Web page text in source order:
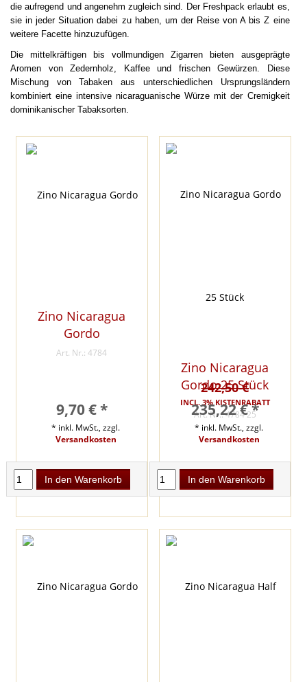
die aufregend und angenehm zugleich sind. Der Freshpack erlaubt es,
sie in jeder Situation dabei zu haben, um der Reise von A bis Z eine
weitere Facette hinzuzufügen.
Die mittelkräftigen bis vollmundigen Zigarren bieten ausgeprägte
Aromen von Zedernholz, Kaffee und frischen Gewürzen. Diese
Mischung von Tabaken aus unterschiedlichen Ursprungsländern
kombiniert eine intensive nicaraguanische Würze mit der Cremigkeit
dominikanischer Tabaksorten.
Zino Nicaragua
Gordo
Art. Nr.: 4784
9,70 € *
* inkl. MwSt., zzgl.
Versandkosten
In den Warenkorb
Zino Nicaragua
Gordo 25 Stück
INCL. 3% KISTENRABATT
Art. Nr.: 4784 25
235,22 € *
242,50 €
* inkl. MwSt., zzgl.
Versandkosten
In den Warenkorb